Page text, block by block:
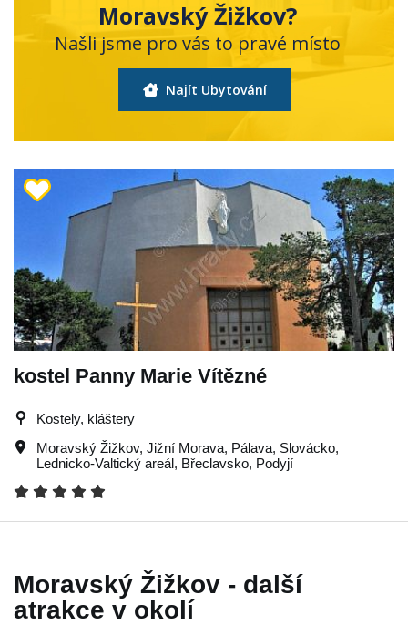
Moravský Žižkov?
Našli jsme pro vás to pravé místo
Najít Ubytování
kostel Panny Marie Vítězné
Kostely, kláštery
Moravský Žižkov, Jižní Morava, Pálava, Slovácko,
Lednicko-Valtický areál, Břeclavsko, Podyjí
Moravský Žižkov - další
atrakce v okolí